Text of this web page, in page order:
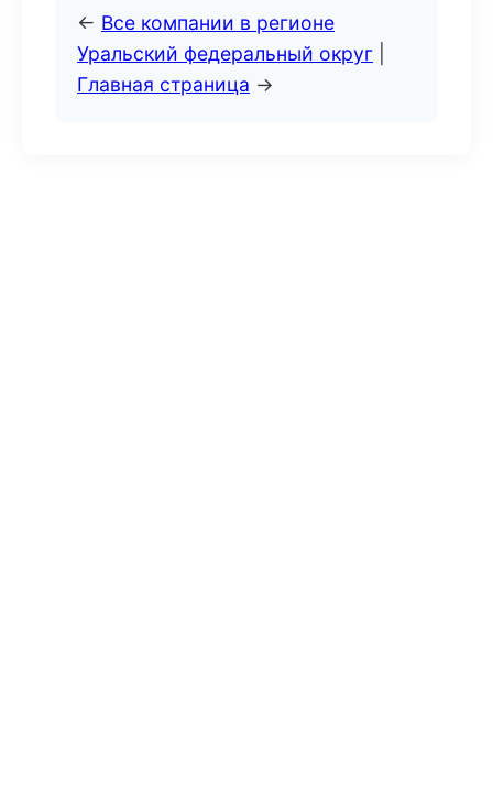
← Все компании в регионе
Уральский федеральный округ
Главная страница →